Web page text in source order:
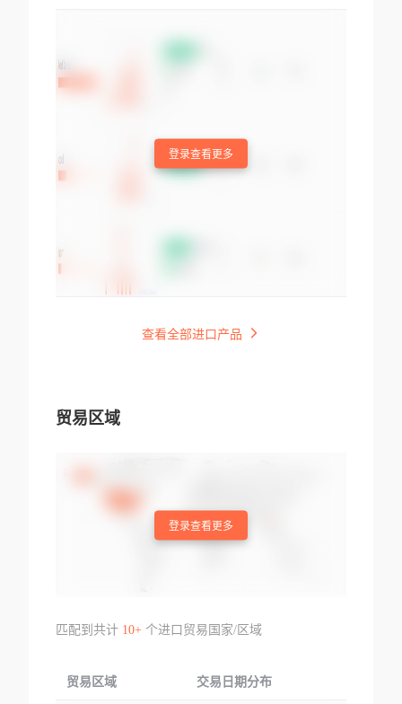
登录查看更多
查看全部进口产品
贸易区域
登录查看更多
匹配到共计 10+个进口贸易国家/区域
贸易区域 交易日期分布